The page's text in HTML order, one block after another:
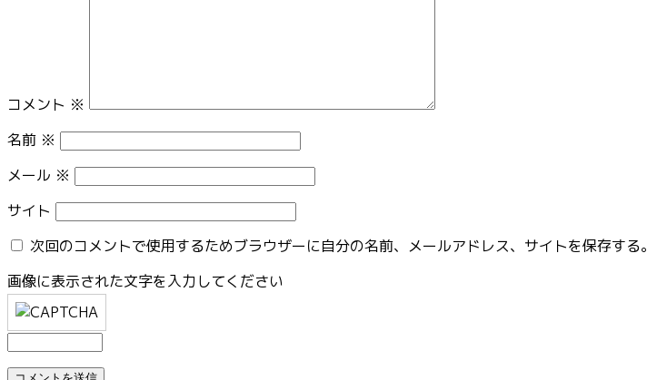
コメント ※
名前 ※
メール ※
サイト
次回のコメントで使用するためブラウザーに自分の名前、メールアドレス、サイトを保存する。
画像に表示された文字を入力してください